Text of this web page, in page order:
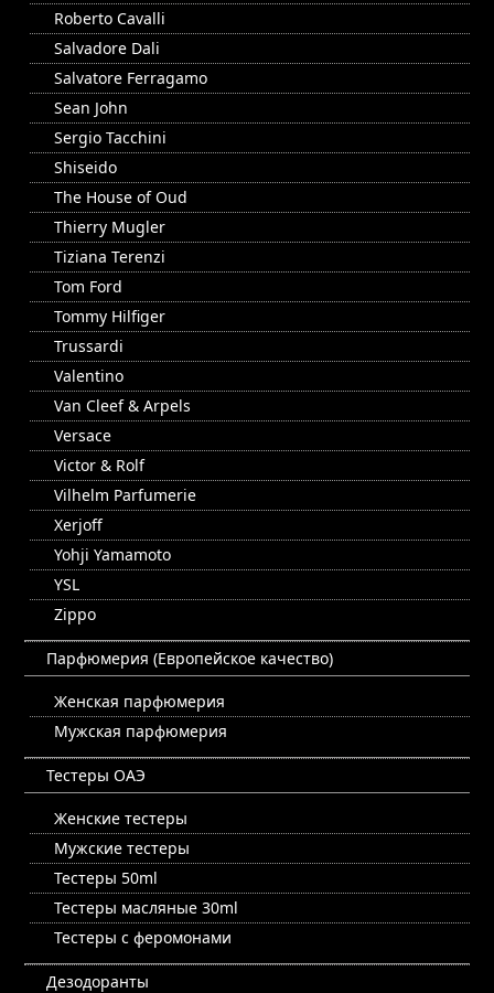
Roberto Cavalli
Salvadore Dali
Salvatore Ferragamo
Sean John
Sergio Tacchini
Shiseido
The House of Oud
Thierry Mugler
Tiziana Terenzi
Tom Ford
Tommy Hilfiger
Trussardi
Valentino
Van Cleef & Arpels
Versace
Victor & Rolf
Vilhelm Parfumerie
Xerjoff
Yohji Yamamoto
YSL
Zippo
Парфюмерия (Европейское качество)
Женская парфюмерия
Мужская парфюмерия
Тестеры ОАЭ
Женские тестеры
Мужские тестеры
Тестеры 50ml
Тестеры масляные 30ml
Тестеры с феромонами
Дезодоранты